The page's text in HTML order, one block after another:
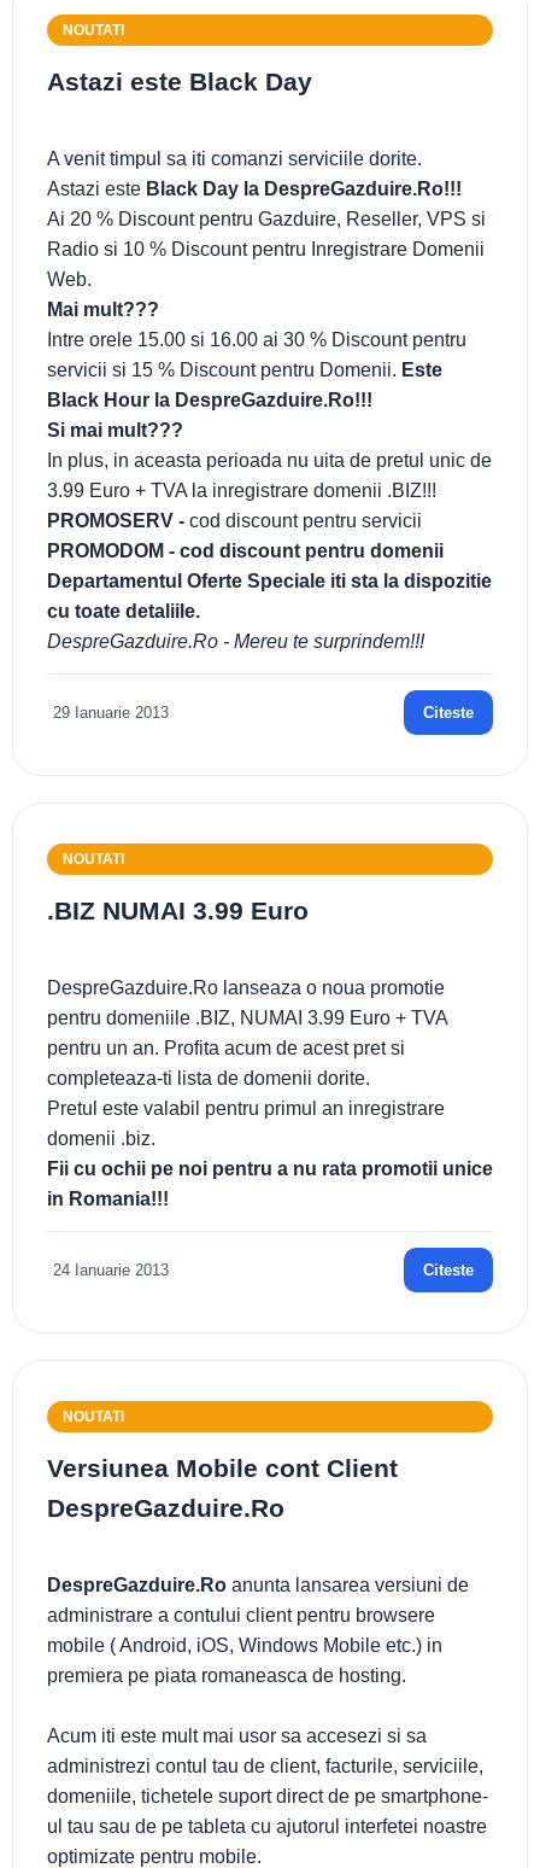
NOUTATI
Astazi este Black Day
A venit timpul sa iti comanzi serviciile dorite.
Astazi este Black Day la DespreGazduire.Ro!!!
Ai 20 % Discount pentru Gazduire, Reseller, VPS si
Radio si 10 % Discount pentru Inregistrare Domenii
Web.
Mai mult???
Intre orele 15.00 si 16.00 ai 30 % Discount pentru
servicii si 15 % Discount pentru Domenii. Este
Black Hour la DespreGazduire.Ro!!!
Si mai mult???
In plus, in aceasta perioada nu uita de pretul unic de
3.99 Euro + TVA la inregistrare domenii .BIZ!!!
PROMOSERV - cod discount pentru servicii
PROMODOM - cod discount pentru domenii
Departamentul Oferte Speciale iti sta la dispozitie
cu toate detaliile.
DespreGazduire.Ro - Mereu te surprindem!!!
29 Ianuarie 2013 Citeste
NOUTATI
.BIZ NUMAI 3.99 Euro
DespreGazduire.Ro lanseaza o noua promotie
pentru domeniile .BIZ, NUMAI 3.99 Euro + TVA
pentru un an. Profita acum de acest pret si
completeaza-ti lista de domenii dorite.
Pretul este valabil pentru primul an inregistrare
domenii .biz.
Fii cu ochii pe noi pentru a nu rata promotii unice
in Romania!!!
24 Ianuarie 2013 Citeste
NOUTATI
Versiunea Mobile cont Client
DespreGazduire.Ro
DespreGazduire.Ro anunta lansarea versiuni de
administrare a contului client pentru browsere
mobile ( Android, iOS, Windows Mobile etc.) in
premiera pe piata romaneasca de hosting.
Acum iti este mult mai usor sa accesezi si sa
administrezi contul tau de client, facturile, serviciile,
domeniile, tichetele suport direct de pe smartphone-
ul tau sau de pe tableta cu ajutorul interfetei noastre
optimizate pentru mobile.